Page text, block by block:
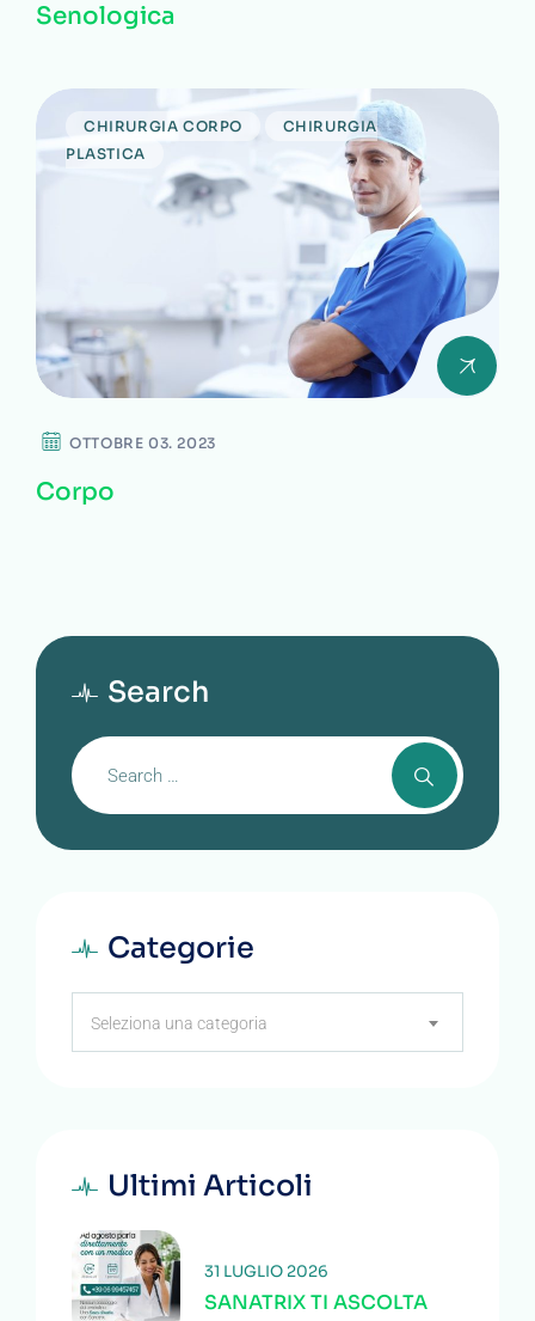
Senologica
CHIRURGIA CORPO
CHIRURGIA
PLASTICA
OTTOBRE 03. 2023
Corpo
Search
Categorie
Seleziona una categoria
Ultimi Articoli
SANATRIX TI ASCOLTA
31 LUGLIO 2026